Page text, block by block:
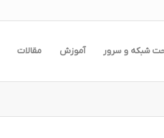
شبکه و سرور آموزش مقالات